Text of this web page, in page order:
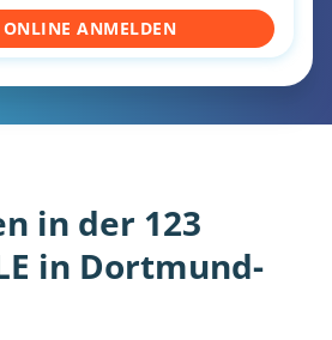
ONLINE ANMELDEN
in der 123
in Dortmund-